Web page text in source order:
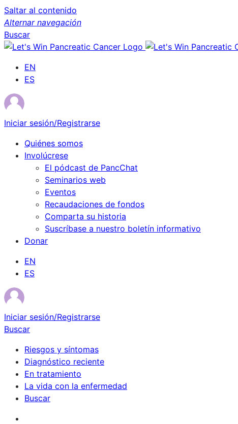
Saltar al contenido
Alternar navegación
Buscar
EN
ES
Iniciar sesión/Registrarse
Quiénes somos
Involúcrese
El pódcast de PancChat
Seminarios web
Eventos
Recaudaciones de fondos
Comparta su historia
Suscríbase a nuestro boletín informativo
Donar
EN
ES
Iniciar sesión/Registrarse
Buscar
Riesgos y síntomas
Diagnóstico reciente
En tratamiento
La vida con la enfermedad
Buscar